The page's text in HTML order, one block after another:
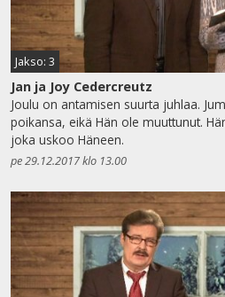
Jakso: 3
Jan ja Joy Cedercreutz
Joulu on antamisen suurta juhlaa.
poikansa, eikä Hän ole muuttunut.
joka uskoo Häneen.
pe 29.12.2017 klo 13.00